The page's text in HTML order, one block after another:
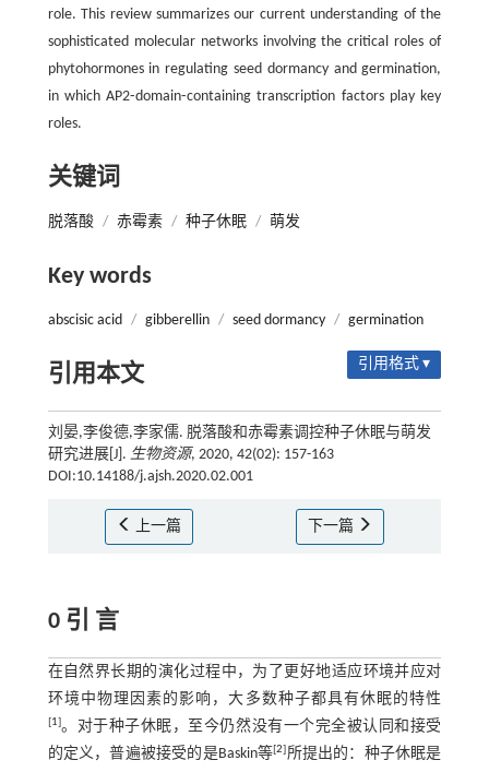
role. This review summarizes our current understanding of the
sophisticated molecular networks involving the critical roles of
phytohormones in regulating seed dormancy and germination,
in which AP2⁃domain⁃containing transcription factors play key
roles.
关键词
脱落酸 / 赤霉素 / 种子休眠 / 萌发
Key words
abscisic acid / gibberellin / seed dormancy / germination
引用本文 引用格式 ▾
刘晏,李俊德,李家儒. 脱落酸和赤霉素调控种子休眠与萌发
研究进展[J]. 生物资源, 2020, 42(02): 157-163
DOI:10.14188/j.ajsh.2020.02.001
上一篇 下一篇
0 引 言
在自然界长期的演化过程中，为了更好地适应环境并应对
环境中物理因素的影响，大多数种子都具有休眠的特性
[1]。对于种子休眠，至今仍然没有一个完全被认同和接受
的定义，普遍被接受的是Baskin等[2]所提出的：种子休眠是